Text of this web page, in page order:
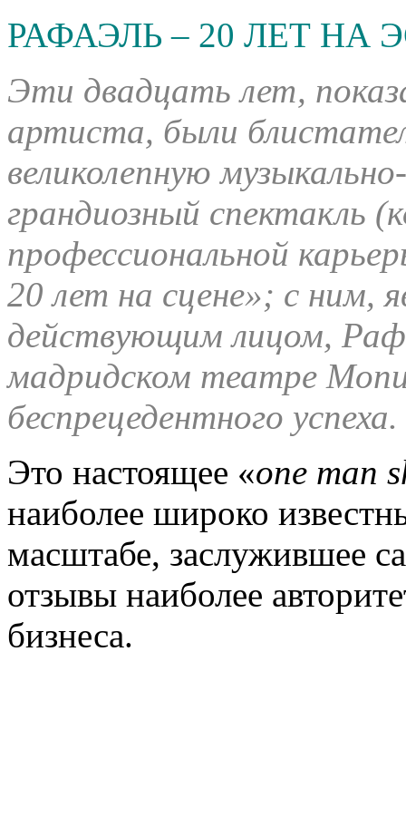
РАФАЭЛЬ – 20 ЛЕТ НА
Эти двадцать лет,
артиста, были
великолепную
грандиозный спектакль
профессиональной
20 лет на сцене»; с ним,
действующим лицом,
мадридском театре
беспрецедентного успеха.
Это настоящее «one man
наиболее широко
масштабе, заслужившее
отзывы наиболее
бизнеса.